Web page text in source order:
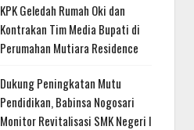
KPK Geledah Rumah Oki dan
Kontrakan Tim Media Bupati di
Perumahan Mutiara Residence
Dukung Peningkatan Mutu
Pendidikan, Babinsa Nogosari
Monitor Revitalisasi SMK Negeri I